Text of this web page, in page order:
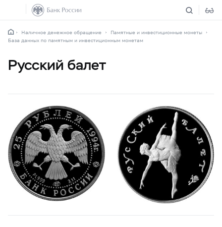
Наличное денежное обращение
Памятные и инвестиционные монеты
База данных по памятным и инвестиционным монетам
Русский балет